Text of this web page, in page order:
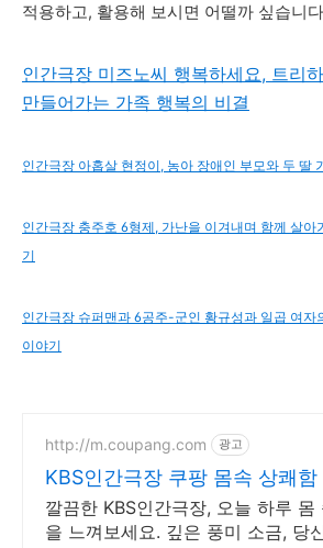
적용하고, 활용해 보시면 어떨까 싶습니
인간극장 미즈노씨 행복하세요, 트리
만들어가는 가족 행복의 비결
인간극장 아홉살 현정이, 농아 장애인 부모와 두 딸
인간극장 충주호 6형제, 가난을 이겨내며 함께 살아
기
인간극장 슈퍼맨과 6공주-군인 황규성과 일곱 여자
이야기
http://m.coupang.com 광고
KBS인간극장 쿠팡 몸속 상쾌
깔끔한 KBS인간극장, 오늘 하루 몸
을 느껴보세요. 깊은 풍미 소금, 당